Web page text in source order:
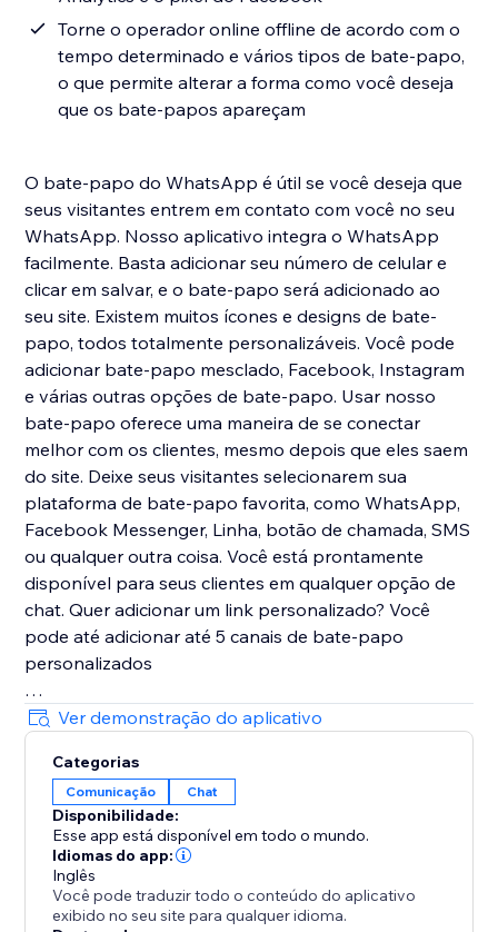
Torne o operador online offline de acordo com o
tempo determinado e vários tipos de bate-papo,
o que permite alterar a forma como você deseja
que os bate-papos apareçam
O bate-papo do WhatsApp é útil se você deseja que
seus visitantes entrem em contato com você no seu
WhatsApp. Nosso aplicativo integra o WhatsApp
facilmente. Basta adicionar seu número de celular e
clicar em salvar, e o bate-papo será adicionado ao
seu site. Existem muitos ícones e designs de bate-
papo, todos totalmente personalizáveis. Você pode
adicionar bate-papo mesclado, Facebook, Instagram
e várias outras opções de bate-papo. Usar nosso
bate-papo oferece uma maneira de se conectar
melhor com os clientes, mesmo depois que eles saem
do site. Deixe seus visitantes selecionarem sua
plataforma de bate-papo favorita, como WhatsApp,
Facebook Messenger, Linha, botão de chamada, SMS
ou qualquer outra coisa. Você está prontamente
disponível para seus clientes em qualquer opção de
chat. Quer adicionar um link personalizado? Você
pode até adicionar até 5 canais de bate-papo
personalizados
Você pode personalizar fontes, cores, tamanhos,
posicionamento e muito mais do seu WhatsApp e
outros botões de bate-papo. Além disso, use opções
avançadas para otimizar seu widget de bate-papo
para conversões máximas. Você seria capaz de
mostrar seu WhatsApp e outros widgets de bate-
papo para seus
Ver demonstração do aplicativo
Categorias
Comunicação Chat
Disponibilidade:
Esse app está disponível em todo o mundo.
Idiomas do app:
Inglês
Você pode traduzir todo o conteúdo do aplicativo
exibido no seu site para qualquer idioma.